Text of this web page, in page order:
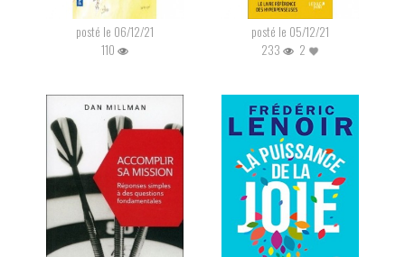
posté le 06/12/21
110
posté le 05/12/21
233
2